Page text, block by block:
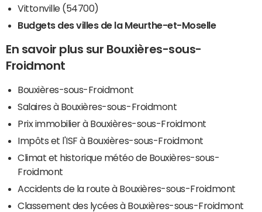
Vittonville (54700)
Budgets des villes de la Meurthe-et-Moselle
En savoir plus sur Bouxières-sous-
Froidmont
Bouxières-sous-Froidmont
Salaires à Bouxières-sous-Froidmont
Prix immobilier à Bouxières-sous-Froidmont
Impôts et l'ISF à Bouxières-sous-Froidmont
Climat et historique météo de Bouxières-sous-
Froidmont
Accidents de la route à Bouxières-sous-Froidmont
Classement des lycées à Bouxières-sous-Froidmont